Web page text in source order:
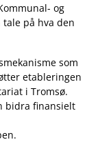
og
på hva den
som
etableringen
i Tromsø.
bidra finansielt